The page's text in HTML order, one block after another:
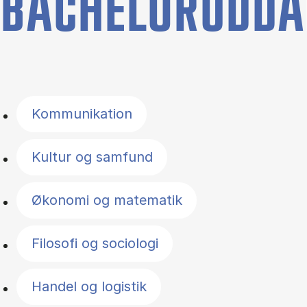
Kommunikation
Kultur og samfund
Økonomi og matematik
Filosofi og sociologi
Handel og logistik